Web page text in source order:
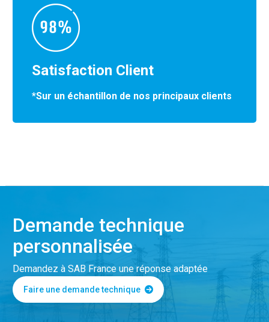
Satisfaction Client
*Sur un échantillon de nos principaux clients
Demande technique
personnalisée
Demandez à SAB France une réponse adaptée
Faire une demande technique